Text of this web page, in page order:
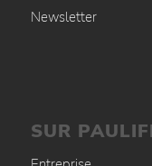
Newsletter
SUR